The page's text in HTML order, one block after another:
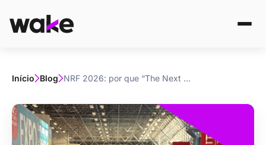
Início Blog NRF 2026: por que “The Next Now” vai redefinir o futuro do varejo global